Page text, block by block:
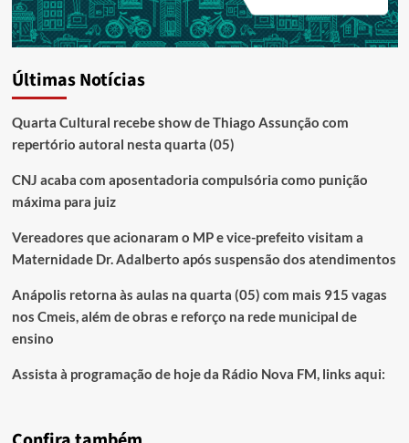
Últimas Notícias
Quarta Cultural recebe show de Thiago Assunção com
repertório autoral nesta quarta (05)
CNJ acaba com aposentadoria compulsória como punição
máxima para juiz
Vereadores que acionaram o MP e vice-prefeito visitam a
Maternidade Dr. Adalberto após suspensão dos atendimentos
Anápolis retorna às aulas na quarta (05) com mais 915 vagas
nos Cmeis, além de obras e reforço na rede municipal de
ensino
Assista à programação de hoje da Rádio Nova FM, links aqui: